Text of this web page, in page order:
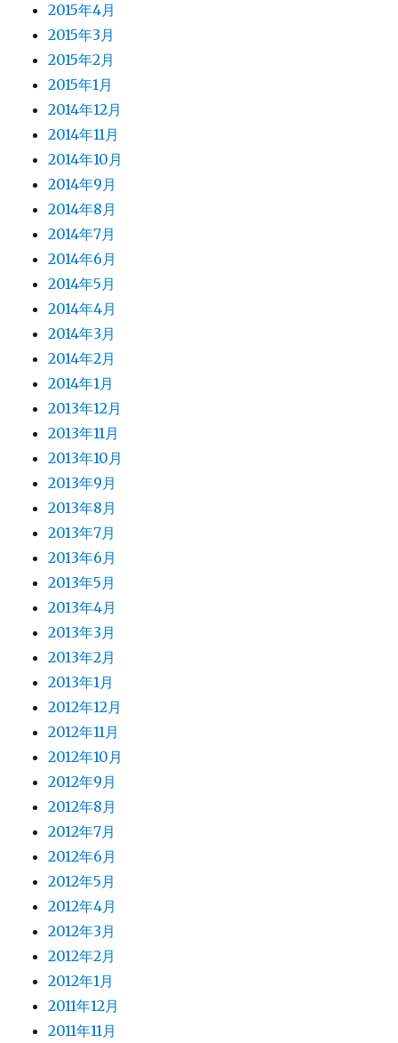
2015年4月
2015年3月
2015年2月
2015年1月
2014年12月
2014年11月
2014年10月
2014年9月
2014年8月
2014年7月
2014年6月
2014年5月
2014年4月
2014年3月
2014年2月
2014年1月
2013年12月
2013年11月
2013年10月
2013年9月
2013年8月
2013年7月
2013年6月
2013年5月
2013年4月
2013年3月
2013年2月
2013年1月
2012年12月
2012年11月
2012年10月
2012年9月
2012年8月
2012年7月
2012年6月
2012年5月
2012年4月
2012年3月
2012年2月
2012年1月
2011年12月
2011年11月